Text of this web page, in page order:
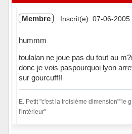
Membre Inscrit(e): 07-06-2005
hummm
toulalan ne joue pas du tout au
donc je vois paspourquoi lyon
sur gourcuff!!
E. Petit "c'est la troisième dimension""le
l'intérieur"